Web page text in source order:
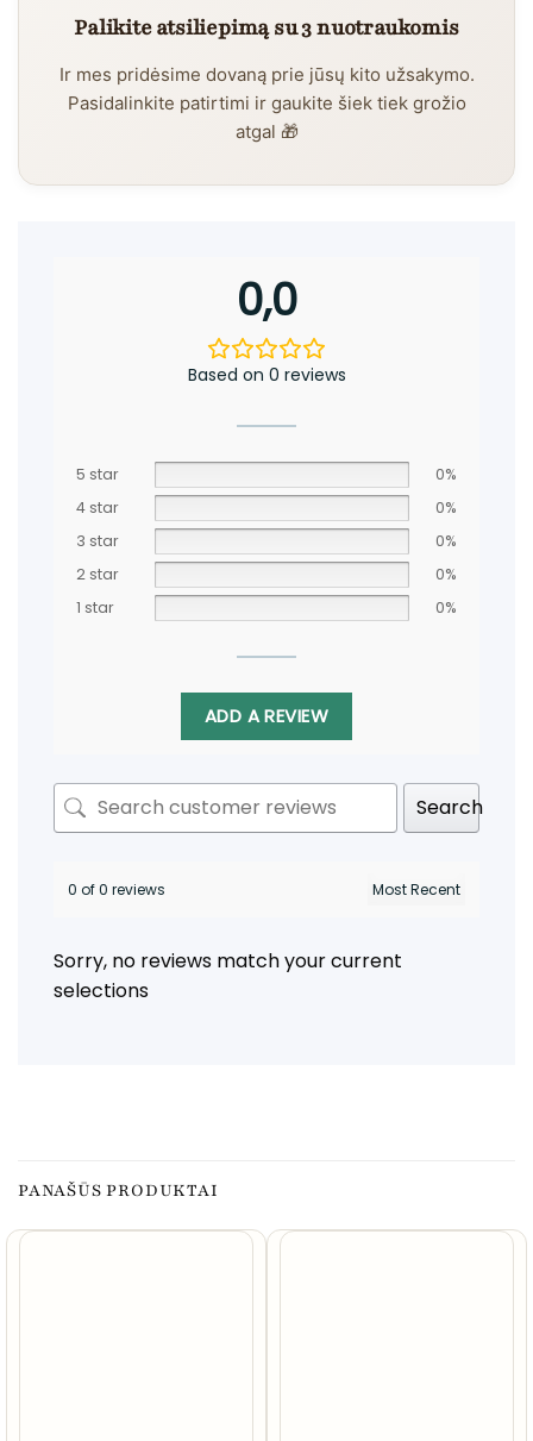
Palikite atsiliepimą su 3 nuotraukomis
Ir mes pridėsime dovaną prie jūsų kito užsakymo.
Pasidalinkite patirtimi ir gaukite šiek tiek grožio
atgal 🎁
0,0
Based on 0 reviews
5 star
0%
4 star
0%
3 star
0%
2 star
0%
1 star
0%
ADD A REVIEW
Search
0 of 0 reviews
Sorry, no reviews match your current
selections
PANAŠŪS PRODUKTAI